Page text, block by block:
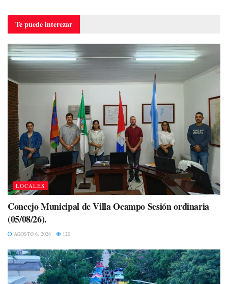
Te puedeinterezar
LOCALES
Concejo Municipal de Villa Ocampo Sesión ordinaria
(05/08/26).
AGOSTO 6, 2026 120